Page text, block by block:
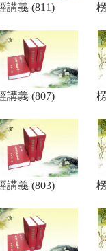
講義 (811)
講義 (807)
講義 (803)